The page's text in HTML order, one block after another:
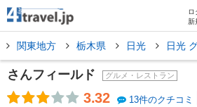
ロ
新
関東地方 栃木県 日光 日光
さんフィールド グルメ・レストラン
3.32 13件のクチコミ